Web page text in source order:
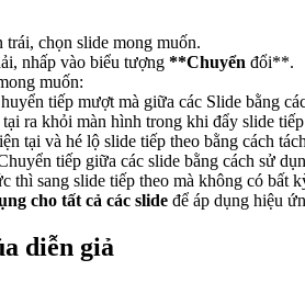
chọn slide mong muốn.
nhấp vào biểu tượng **Chuyển đổi**.
muốn:
tiếp mượt mà giữa các Slide bằng
ra khỏi màn hình trong khi đẩy slide
tại và hé lộ slide tiếp theo bằng cách
tiếp giữa các slide bằng cách sử
thì sang slide tiếp theo mà không có bất
cho tất cả các slide để áp dụng hiệu
diễn giả